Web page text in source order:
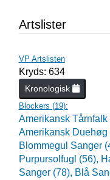
Artslister
VP Artslisten
Kryds: 634
Kronologisk
Blockers (19):
Amerikansk Tårnfalk
Amerikansk Duehøg
Blommegul Sanger
Purpursolfugl (56),
Sanger (78), Blå